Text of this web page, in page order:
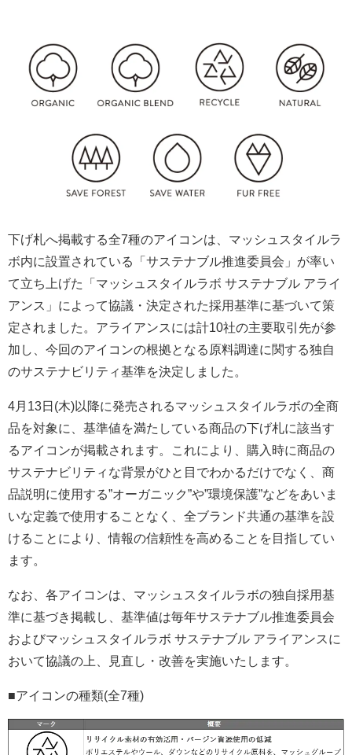
下げ札へ掲載する全7種のアイコンは、マッシュスタイルラ
ボ内に設置されている「サステナブル推進委員会」が率い
て立ち上げた「マッシュスタイルラボ サステナブル アライ
アンス」によって協議・決定された採用基準に基づいて策
定されました。アライアンスには計10社の主要取引先が参
加し、今回のアイコンの根拠となる原料調達に関する独自
のサステナビリティ基準を決定しました。
4月13日(木)以降に発売されるマッシュスタイルラボの全商
品を対象に、基準値を満たしている商品の下げ札に該当す
るアイコンが掲載されます。これにより、購入時に商品の
サステナビリティな背景がひと目でわかるだけでなく、商
品説明に使用する”オーガニック”や”環境保護”などをあいま
いな定義で使用することなく、全ブランド共通の基準を設
けることにより、情報の信頼性を高めることを目指してい
ます。
なお、各アイコンは、マッシュスタイルラボの独自採用基
準に基づき掲載し、基準値は毎年サステナブル推進委員会
およびマッシュスタイルラボ サステナブル アライアンスに
おいて協議の上、見直し・改善を実施いたします。
■アイコンの種類(全7種)